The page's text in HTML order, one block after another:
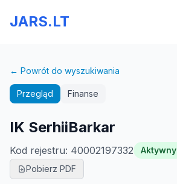
JARS.LT
← Powrót do wyszukiwania
Przegląd Finanse
IK SerhiiBarkar
Kod rejestru: 40002197332 Aktywny
Pobierz PDF